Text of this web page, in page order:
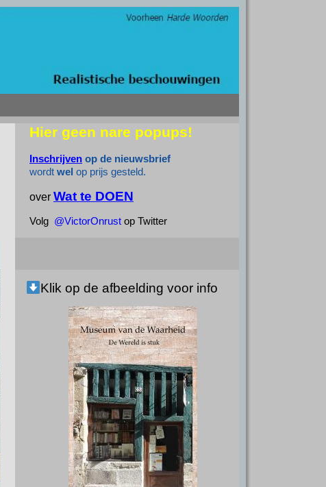
Hier geen nare popups!
Inschrijven op de nieuwsbrief
wordt wel op prijs gesteld.
over Wat te DOEN
Volg @VictorOnrust op Twitter
Klik op de afbeelding voor info